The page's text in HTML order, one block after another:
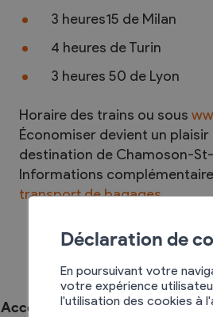
3 heures15 de Milan
4 heures de Turin
3 heures 50 de Lyon
Horaire des trains ou sous
Économiser devient un
destination de Chamoson-
Informations
transport de bagages
Accès en bus
Déclaration de
En poursuivant votre
votre expérience
l'utilisation des cookies à